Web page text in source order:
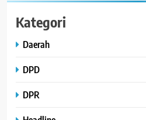
Kategori
Daerah
DPD
DPR